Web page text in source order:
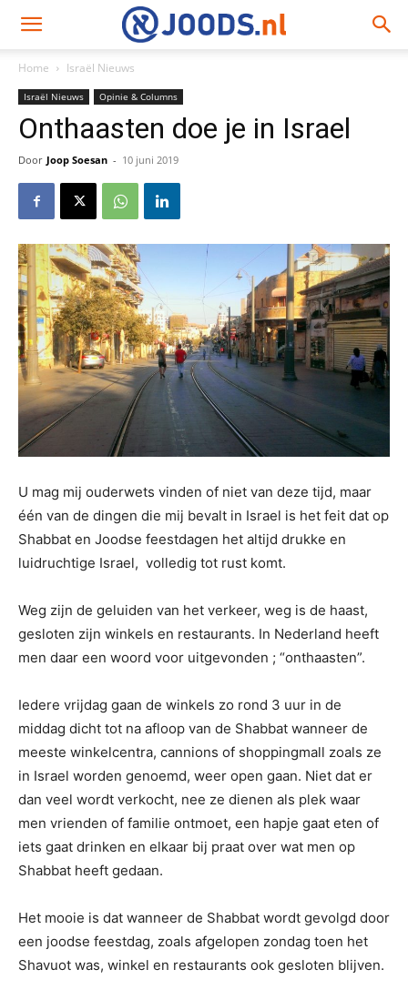
Home Israël Nieuws
Israël Nieuws Opinie & Columns
Onthaasten doe je in Israel
Door Joop Soesan - 10 juni 2019
U mag mij ouderwets vinden of niet van deze tijd, maar
één van de dingen die mij bevalt in Israel is het feit dat op
Shabbat en Joodse feestdagen het altijd drukke en
luidruchtige Israel, volledig tot rust komt.
Weg zijn de geluiden van het verkeer, weg is de haast,
gesloten zijn winkels en restaurants. In Nederland heeft
men daar een woord voor uitgevonden ; “onthaasten”.
Iedere vrijdag gaan de winkels zo rond 3 uur in de
middag dicht tot na afloop van de Shabbat wanneer de
meeste winkelcentra, cannions of shoppingmall zoals ze
in Israel worden genoemd, weer open gaan. Niet dat er
dan veel wordt verkocht, nee ze dienen als plek waar
men vrienden of familie ontmoet, een hapje gaat eten of
iets gaat drinken en elkaar bij praat over wat men op
Shabbat heeft gedaan.
Het mooie is dat wanneer de Shabbat wordt gevolgd door
een joodse feestdag, zoals afgelopen zondag toen het
Shavuot was, winkel en restaurants ook gesloten blijven.